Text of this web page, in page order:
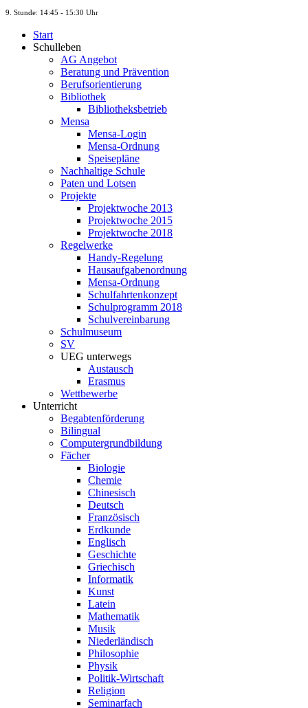
9. Stunde: 14:45 - 15:30 Uhr
Start
Schulleben
AG Angebot
Beratung und Prävention
Berufsorientierung
Bibliothek
Bibliotheksbetrieb
Mensa
Mensa-Login
Mensa-Ordnung
Speisepläne
Nachhaltige Schule
Paten und Lotsen
Projekte
Projektwoche 2013
Projektwoche 2015
Projektwoche 2018
Regelwerke
Handy-Regelung
Hausaufgabenordnung
Mensa-Ordnung
Schulfahrtenkonzept
Schulprogramm 2018
Schulvereinbarung
Schulmuseum
SV
UEG unterwegs
Austausch
Erasmus
Wettbewerbe
Unterricht
Begabtenförderung
Bilingual
Computergrundbildung
Fächer
Biologie
Chemie
Chinesisch
Deutsch
Französisch
Erdkunde
Englisch
Geschichte
Griechisch
Informatik
Kunst
Latein
Mathematik
Musik
Niederländisch
Philosophie
Physik
Politik-Wirtschaft
Religion
Seminarfach